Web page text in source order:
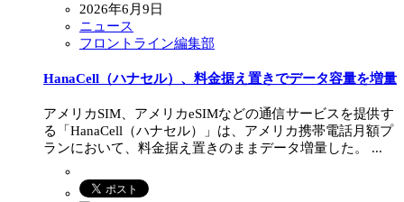
2026年6月9日
ニュース
フロントライン編集部
HanaCell（ハナセル）、料金据え置きでデータ容量を増量
アメリカSIM、アメリカeSIMなどの通信サービスを提供す
る「HanaCell（ハナセル）」は、アメリカ携帯電話月額プ
ランにおいて、料金据え置きのままデータ増量した。 ...